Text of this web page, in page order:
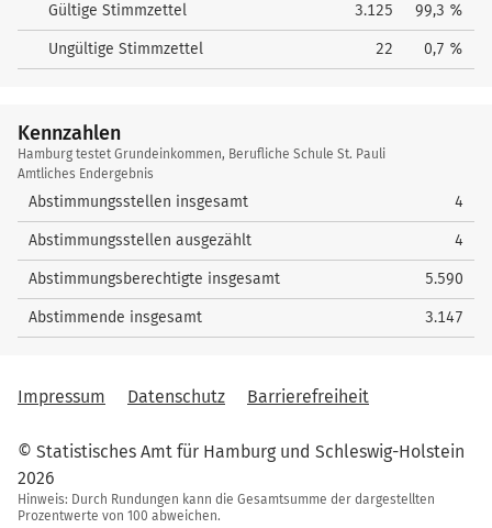
Gültige Stimmzettel 3.125 99,3 %
Ungültige Stimmzettel 22 0,7 %
Kennzahlen
Kennzahlen
Hamburg testet Grundeinkommen, Berufliche Schule St. Pauli
Amtliches Endergebnis
Abstimmungsstellen insgesamt 4
Abstimmungsstellen ausgezählt 4
Abstimmungsberechtigte insgesamt 5.590
Abstimmende insgesamt 3.147
Impressum Datenschutz Barrierefreiheit
© Statistisches Amt für Hamburg und Schleswig-Holstein
2026
Hinweis: Durch Rundungen kann die Gesamtsumme der dargestellten
Prozentwerte von 100 abweichen.